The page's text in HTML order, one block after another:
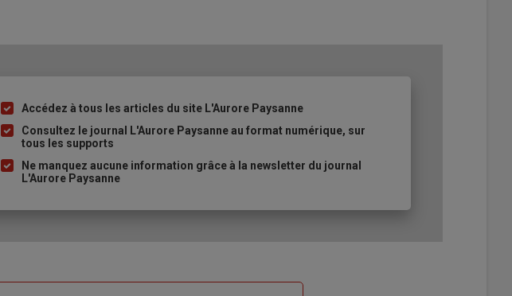
Liste
à
puce
Accédez à tous les articles du site L'Aurore Paysanne
Consultez le journal L'Aurore Paysanne au format numérique, sur
tous les supports
Ne manquez aucune information grâce à la newsletter du journal
L'Aurore Paysanne